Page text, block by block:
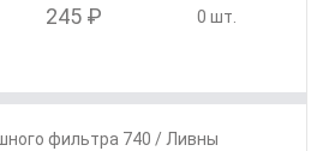
245 ₽ 0 шт.
фильтра 740 / Ливны